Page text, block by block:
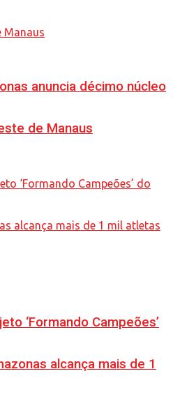
anuncia décimo núcleo
de Manaus
‘Formando Campeões’
alcança mais de 1